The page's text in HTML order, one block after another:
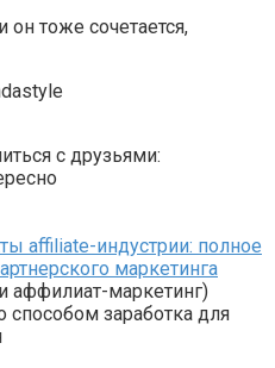
он тоже сочетается,
с друзьями:
affiliate-индустрии: полное
маркетинга
аффилиат-маркетинг)
способом заработка для